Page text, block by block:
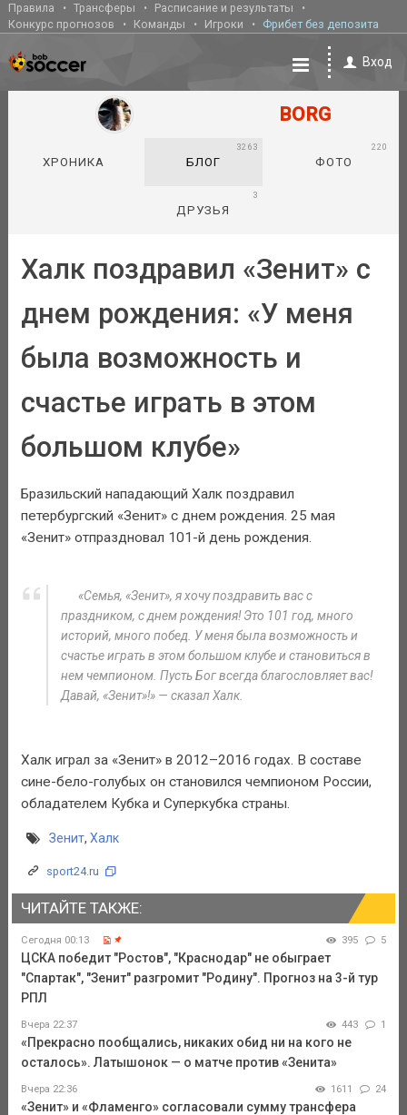
Правила Трансферы
Расписание и результаты
Конкурс прогнозов
Команды Игроки Фрибет без депозита
Вход
BORG
ХРОНИКА БЛОГ
3263
ФОТО
220
ДРУЗЬЯ
3
Халк поздравил «Зенит» с
днем рождения: «У меня
была возможность и
счастье играть в этом
большом клубе»
Бразильский нападающий Халк поздравил
петербургский «Зенит» с днем рождения. 25 мая
«Зенит» отпраздновал 101-й день рождения.
«Семья, «Зенит», я хочу поздравить вас с
праздником, с днем рождения! Это 101 год, много
историй, много побед. У меня была возможность и
счастье играть в этом большом клубе и становиться в
нем чемпионом. Пусть Бог всегда благословляет вас!
Давай, «Зенит»!» — сказал Халк.
Халк играл за «Зенит» в 2012–2016 годах. В составе
сине-бело-голубых он становился чемпионом России,
обладателем Кубка и Суперкубка страны.
Зенит, Халк
sport24.ru
ЧИТАЙТЕ ТАКЖЕ:
Сегодня 00:13 395 5
ЦСКА победит "Ростов", "Краснодар" не обыграет
"Спартак", "Зенит" разгромит "Родину". Прогноз на 3-й тур
РПЛ
Вчера 22:37 443 1
«Прекрасно пообщались, никаких обид ни на кого не
осталось». Латышонок — о матче против «Зенита»
Вчера 22:36 1611 24
«Зенит» и «Фламенго» согласовали сумму трансфера